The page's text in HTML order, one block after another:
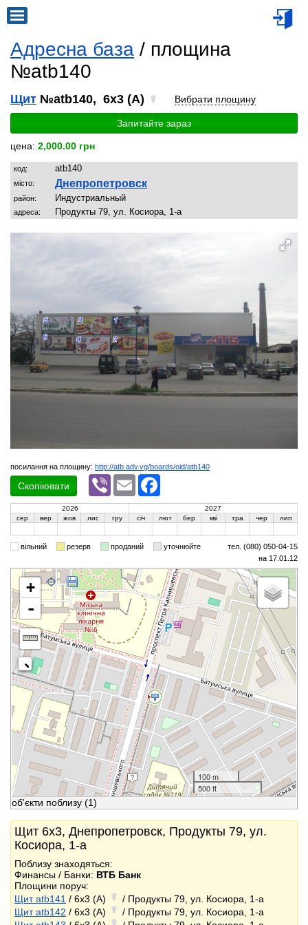
Адресна база / площина
№atb140
Щит №atb140, 6x3 (A) Вибрати площину
Запитайте зараз
цена: 2,000.00 грн
код: atb140
місто: Днепропетровск
район: Индустриальный
адреса: Продукты 79, ул. Косиора, 1-а
посилання на площину: http://atb.adv.vg/boards/oid/atb140
Скопіювати
Viber Email
2026
2027
сер
вер жов лис гру січ лют бер кві тра чер лип
вільний резерв проданий уточнюйте
тел. (080) 050-04-15
на 17.01.12
+
-
100 m
500 ft
об'єкти поблизу (1)
Щит 6x3, Днепропетровск, Продукты 79, ул.
Косиора, 1-а
Поблизу знаходяться:
Финансы / Банки: ВТБ Банк
Площини поруч:
Щит atb141 / 6x3 (A)
/ Продукты 79, ул. Косиора, 1-а
Щит atb142 / 6x3 (A)
/ Продукты 79, ул. Косиора, 1-а